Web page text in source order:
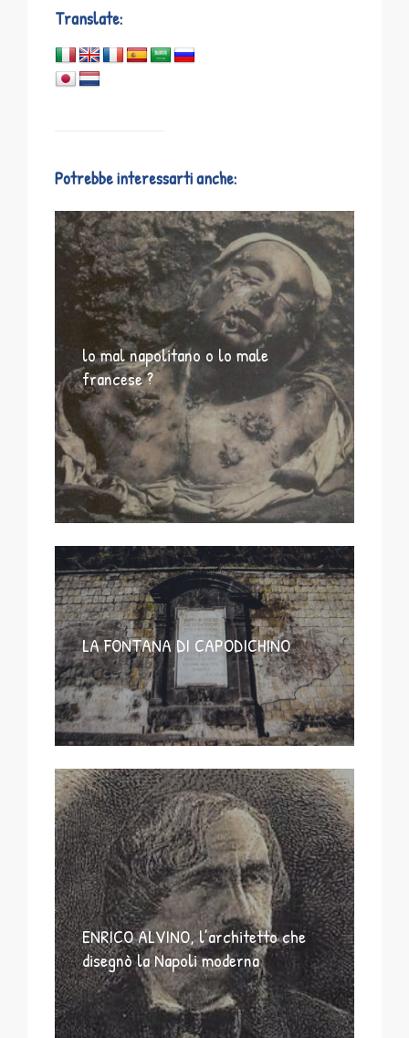
Translate:
Potrebbe interessarti anche:
lo mal napolitano o lo male
francese ?
LA FONTANA DI CAPODICHINO
ENRICO ALVINO, l’architetto che
disegnò la Napoli moderna